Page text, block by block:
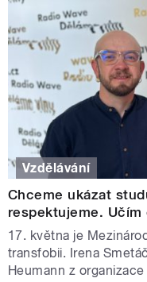
Vzdělávání
Chceme ukázat
respektujeme.
17. května je
transfobii. Irena
Heumann z